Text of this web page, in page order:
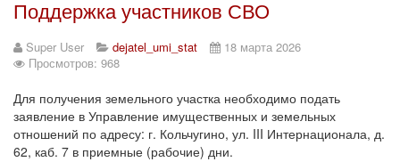
Поддержка участников СВО
Super User dejatel_umi_stat
18 марта 2026
Просмотров: 968
Для получения земельного участка необходимо подать
заявление в Управление имущественных и земельных
отношений по адресу: г. Кольчугино, ул. III Интернационала, д.
62, каб. 7 в приемные (рабочие) дни.